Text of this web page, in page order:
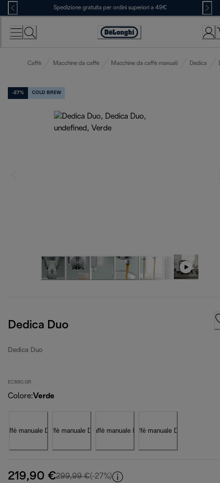
Skip
to
Content
Spedizione gratuita per ordini superiori a 49€
Accessibility
Caffè Macchine da caffè Macchine da caffè manuali Dedica
-27% COLD BREW
Dedica Duo
Dedica Duo
EC890.GR
Colore:Verde
219,90 €299,99 €prezzo originale 299,99 €
(-27%)